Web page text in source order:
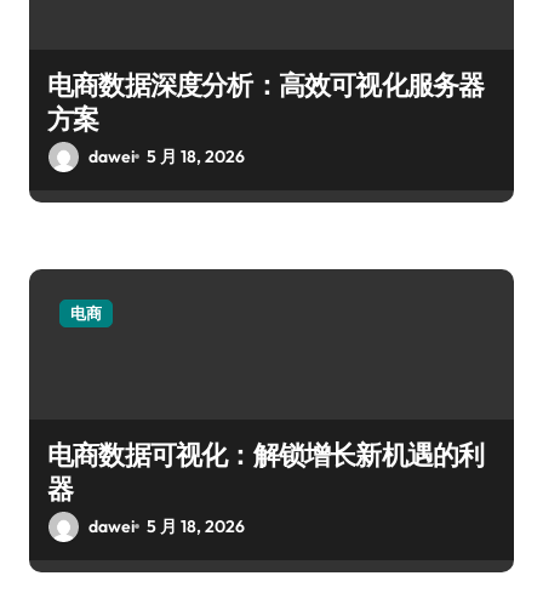
电商数据深度分析：高效可视化服务器
方案
dawei 5 月 18, 2026
电商
电商数据可视化：解锁增长新机遇的利
器
dawei 5 月 18, 2026